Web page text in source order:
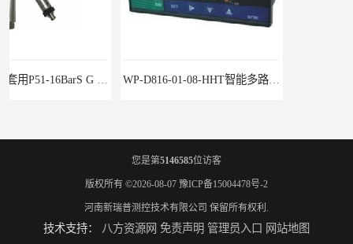
WP-D816-01-08-HHT智能多路巡检仪
您是第5146585位访客
版权所有 ©2026-08-07 豫ICP备15004478号-2
河南新瑞普测控技术有限公司 保留所有权利.
技术支持： 八方资源网 免责声明 管理员入口 网站地图